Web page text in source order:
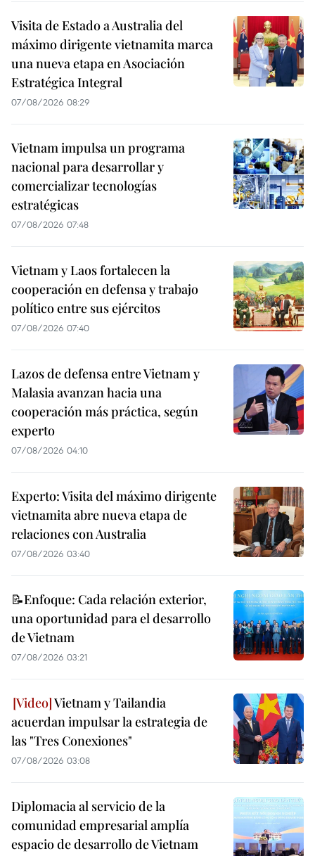
Visita de Estado a Australia del
máximo dirigente vietnamita marca
una nueva etapa en Asociación
Estratégica Integral
07/08/2026 08:29
Vietnam impulsa un programa
nacional para desarrollar y
comercializar tecnologías
estratégicas
07/08/2026 07:48
Vietnam y Laos fortalecen la
cooperación en defensa y trabajo
político entre sus ejércitos
07/08/2026 07:40
Lazos de defensa entre Vietnam y
Malasia avanzan hacia una
cooperación más práctica, según
experto
07/08/2026 04:10
Experto: Visita del máximo dirigente
vietnamita abre nueva etapa de
relaciones con Australia
07/08/2026 03:40
📝Enfoque: Cada relación exterior,
una oportunidad para el desarrollo
de Vietnam
07/08/2026 03:21
Vietnam y Tailandia
acuerdan impulsar la estrategia de
las "Tres Conexiones"
07/08/2026 03:08
Diplomacia al servicio de la
comunidad empresarial amplía
espacio de desarrollo de Vietnam